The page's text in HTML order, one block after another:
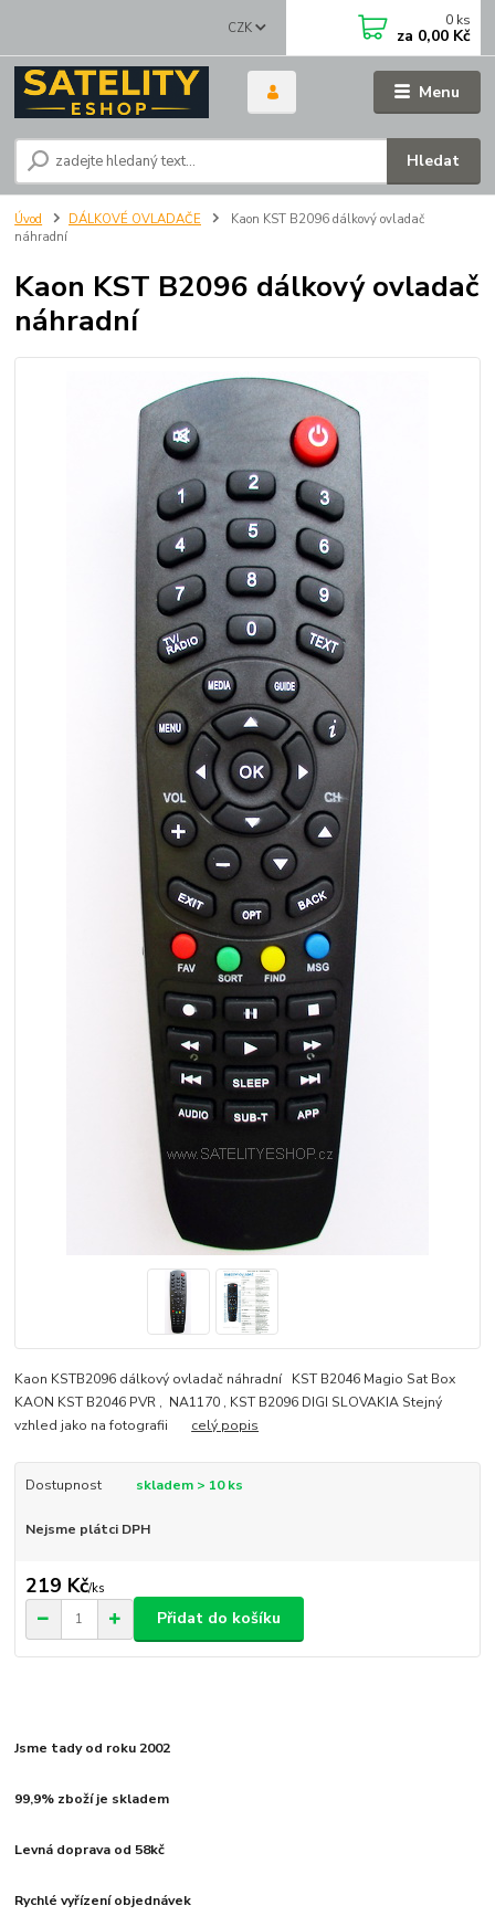
Menu
CZK
Hledat
0 ks
za 0,00 Kč
Úvod DÁLKOVÉ OVLADAČE
Kaon KST B2096 dálkový ovladač
náhradní
Kaon KST B2096 dálkový ovladač
náhradní
Kaon KSTB2096 dálkový ovladač náhradní KST B2046 Magio Sat Box
KAON KST B2046 PVR , NA1170 , KST B2096 DIGI SLOVAKIA Stejný
vzhled jako na fotografii celý popis
Dostupnost skladem > 10 ks
Nejsme plátci DPH
219 Kč/ks
Přidat do košíku
Jsme tady od roku 2002
99,9% zboží je skladem
Levná doprava od 58kč
Rychlé vyřízení objednávek